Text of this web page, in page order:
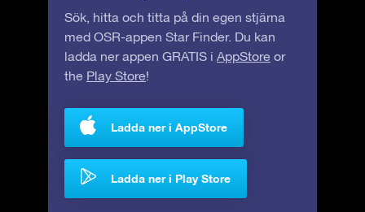
Sök, hitta och titta på din egen stjärna
med OSR-appen Star Finder. Du kan
ladda ner appen GRATIS i AppStore or
the Play Store!
Ladda ner i AppStore
Ladda ner i Play Store